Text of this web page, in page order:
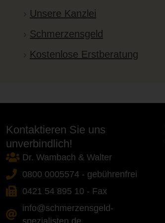
Unsere Kanzlei
Schmerzensgeld
Kostenlose Erstberatung
Kontaktieren Sie uns
unverbindlich!
Dr. Wambach & Walter
0800 0005574 - gebührenfrei
0421 54 895 10 - Fax
info@schmerzensgeld-
spezialisten.de